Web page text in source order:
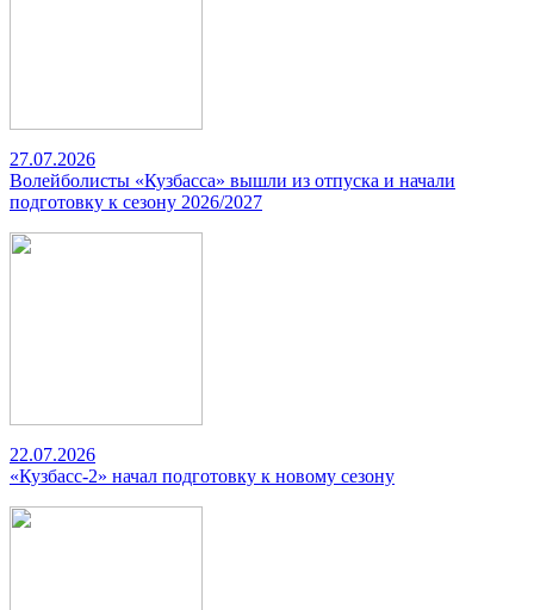
27.07.2026
Волейболисты «Кузбасса» вышли из отпуска и начали
подготовку к сезону 2026/2027
22.07.2026
«Кузбасс-2» начал подготовку к новому сезону